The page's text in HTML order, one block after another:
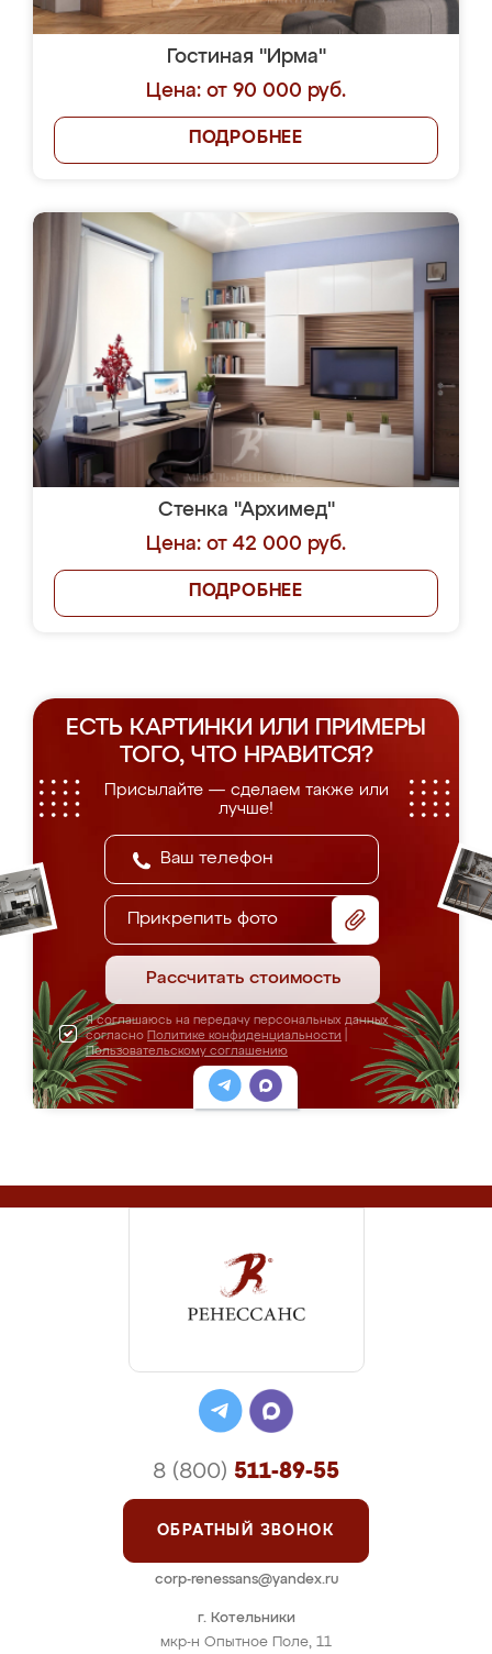
Гостиная "Ирма"
Цена: от 90 000 руб.
ПОДРОБНЕЕ
Стенка "Архимед"
Цена: от 42 000 руб.
ПОДРОБНЕЕ
ЕСТЬ КАРТИНКИ ИЛИ ПРИМЕРЫ
ТОГО, ЧТО НРАВИТСЯ?
Присылайте — сделаем также или
лучше!
Прикрепить фото
Рассчитать стоимость
Я соглашаюсь на передачу персональных данных
согласно Политике конфиденциальности
Пользовательскому соглашению
г. Котельники
мкр-н Опытное Поле, 11
8 (800) 511-89-55
ОБРАТНЫЙ ЗВОНОК
corp-renessans@yandex.ru